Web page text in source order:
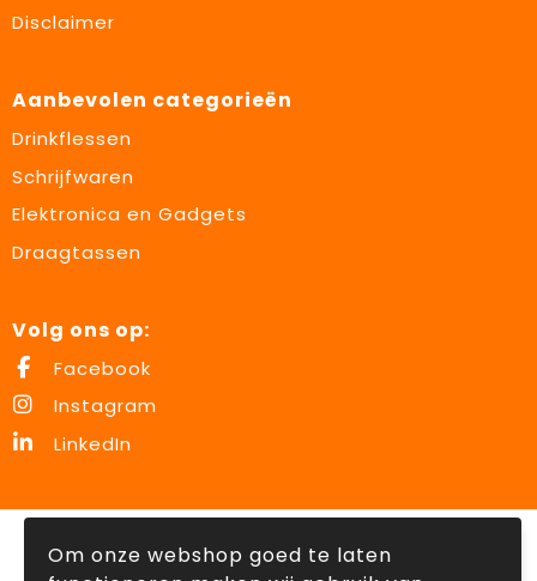
Disclaimer
Aanbevolen categorieën
Drinkflessen
Schrijfwaren
Elektronica en Gadgets
Draagtassen
Volg ons op:
Facebook
Instagram
LinkedIn
Om onze webshop goed te laten